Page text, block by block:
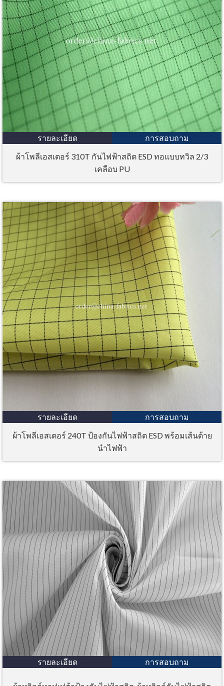
รายละเอียด
การสอบถาม
ผ้าโพลีเอสเตอร์ 310T กันไฟฟ้าสถิต ESD ทอแบบทวิล 2/3
เคลือบ PU
รายละเอียด
การสอบถาม
ผ้าโพลีเอสเตอร์ 240T ป้องกันไฟฟ้าสถิต ESD พร้อมเส้นด้าย
นำไฟฟ้า
รายละเอียด การสอบถาม